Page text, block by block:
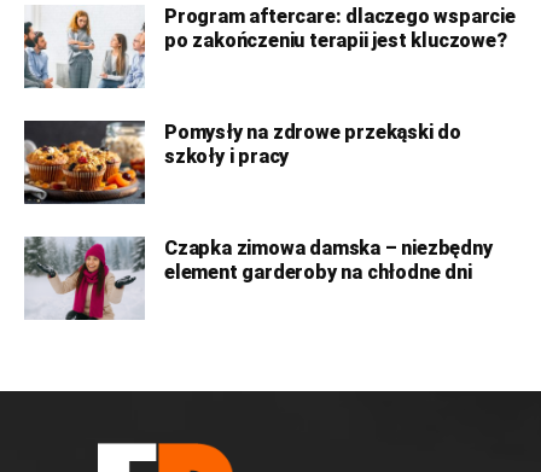
Program aftercare: dlaczego wsparcie
po zakończeniu terapii jest kluczowe?
Pomysły na zdrowe przekąski do
szkoły i pracy
Czapka zimowa damska – niezbędny
element garderoby na chłodne dni